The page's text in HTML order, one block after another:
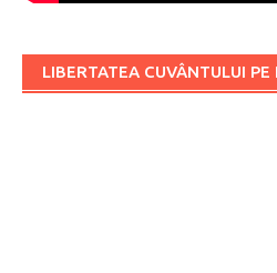
LIBERTATEA CUVÂNTULUI PE